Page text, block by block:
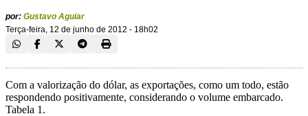
por: Gustavo Aguiar
Terça-feira, 12 de junho de 2012 - 18h02
Com a valorização do dólar, as exportações, como um todo, estão
respondendo positivamente, considerando o volume embarcado.
Tabela 1.